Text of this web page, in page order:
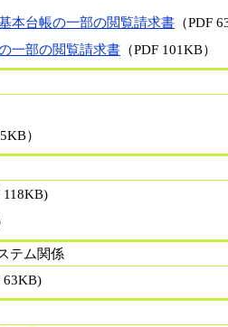
本台帳の一部の閲覧請求書 （PDF
一部の閲覧請求書 （PDF 101KB）
）
118KB)
テム関係
63KB)